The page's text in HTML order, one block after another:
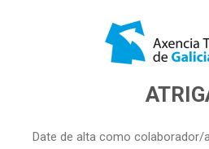
Date de alta como colaborador/